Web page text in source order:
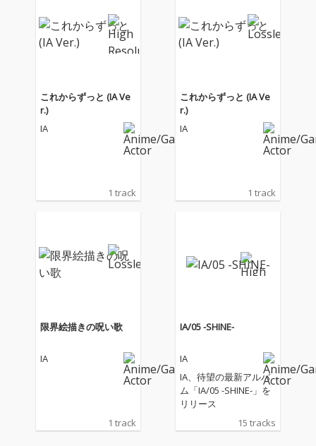
これからずっと (IA Ve
r.)
IA
1 track
これからずっと (IA Ve
r.)
IA
1 track
限界絵描きの呪い歌
IA
1 track
IA/05 -SHINE-
IA
IA、待望の最新アルバ
ム「IA/05 -SHINE-」を
リリース
15 tracks